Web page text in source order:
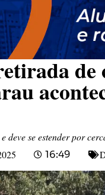
se estender por
16:49